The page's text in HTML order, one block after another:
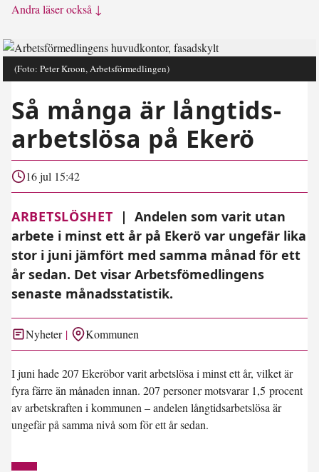
Andra läser också ↓
(Foto: Peter Kroon, Arbetsförmedlingen)
Så många är långtids­
arbetslösa på Ekerö
16 jul 15:42
ARBETSLÖSHET |
Andelen som varit utan
arbete i minst ett år på Ekerö var ungefär lika
stor i juni jämfört med samma månad för ett
år sedan. Det visar Arbetsfömedlingens
senaste månadsstatistik.
Nyheter Kommunen
I juni hade 207 Ekeröbor varit arbetslösa i minst ett år, vilket är
fyra färre än månaden innan. 207 personer motsvarar 1,5 procent
av arbetskraften i kommunen – andelen långtidsarbetslösa är
ungefär på samma nivå som för ett år sedan.